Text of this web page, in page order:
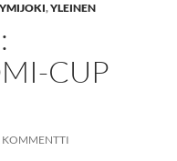
,YLEINEN
CUP
KOMMENTTI